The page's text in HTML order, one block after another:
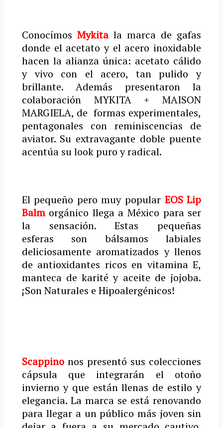
Conocímos Mykita la marca de gafas
donde el acetato y el acero inoxidable
hacen la alianza única: acetato cálido
y vivo con el acero, tan pulido y
brillante. Además presentaron la
colaboración MYKITA + MAISON
MARGIELA, de formas experimentales,
pentagonales con reminiscencias de
aviator. Su extravagante doble puente
acentúa su look puro y radical.
El pequeño pero muy popular EOS Lip
Balmorgánico llega a México para ser
la sensación. Estas pequeñas
esferas son bálsamos labiales
deliciosamente aromatizados y llenos
de antioxidantes ricos en vitamina E,
manteca de karité y aceite de jojoba.
¡Son Naturales e Hipoalergénicos!
Scappino nos presentó sus colecciones
cápsula que integrarán el otoño
invierno y que están llenas de estilo y
elegancia. La marca se está renovando
para llegar a un público más joven sin